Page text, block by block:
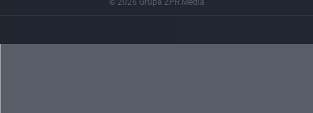
© 2026 Grupa ZPR Media